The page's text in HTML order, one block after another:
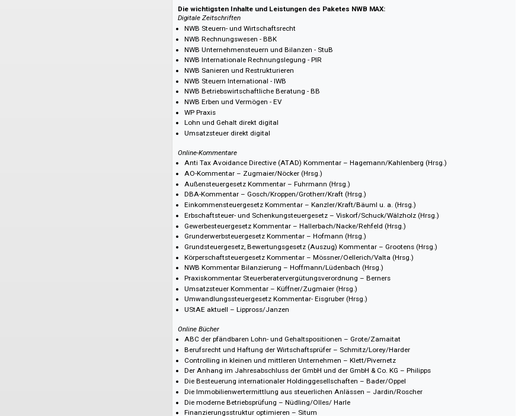
Für Handlungssicherheit im Arbeitsalltag enthält NWB MAX unzählige Arbeitshilfen, auch für
Mitarbeitenden der Kanzlei:
Umfassende Informationen für das gesamte Tagesgeschäft und die ambitionierte
Gestaltungsberatung – mit nationalem und internationalem Bezug.
Breites Fachwissen aus 10 Kanzlei- und Themenpaketen in einer leistungsstarken Online-
Bestens abgesichert durch 15 Online-Kommentare, die laufend aktualisiert werden.
Die wichtigsten Inhalte und Leistungen des Paketes NWB MAX:
Digitale Zeitschriften
NWB Steuern- und Wirtschaftsrecht
NWB Rechnungswesen - BBK
NWB Unternehmensteuern und Bilanzen - StuB
NWB Internationale Rechnungslegung - PIR
NWB Sanieren und Restrukturieren
NWB Steuern International - IWB
NWB Betriebswirtschaftliche Beratung - BB
NWB Erben und Vermögen - EV
WP Praxis
Lohn und Gehalt direkt digital
Umsatzsteuer direkt digital
Online-Kommentare
Anti Tax Avoidance Directive (ATAD) Kommentar – Hagemann/Kahlenberg (Hrsg.)
AO-Kommentar – Zugmaier/Nöcker (Hrsg.)
Außensteuergesetz Kommentar – Fuhrmann (Hrsg.)
DBA-Kommentar – Gosch/Kroppen/Grotherr/Kraft (Hrsg.)
Einkommensteuergesetz Kommentar – Kanzler/Kraft/Bäuml u. a. (Hrsg.)
Erbschaftsteuer- und Schenkungsteuergesetz – Viskorf/Schuck/Wälzholz (Hrsg.)
Grunderwerbsteuergesetz Kommentar – Hofmann (Hrsg.)
Grundsteuergesetz, Bewertungsgesetz (Auszug) Kommentar – Grootens (Hrsg.)
Körperschaftsteuergesetz Kommentar – Mössner/Oellerich/Valta (Hrsg.)
NWB Kommentar Bilanzierung – Hoffmann/Lüdenbach (Hrsg.)
Praxiskommentar Steuerberatervergütungsverordnung – Berners
Umsatzsteuer Kommentar – Küffner/Zugmaier (Hrsg.)
Umwandlungssteuergesetz Kommentar- Eisgruber (Hrsg.)